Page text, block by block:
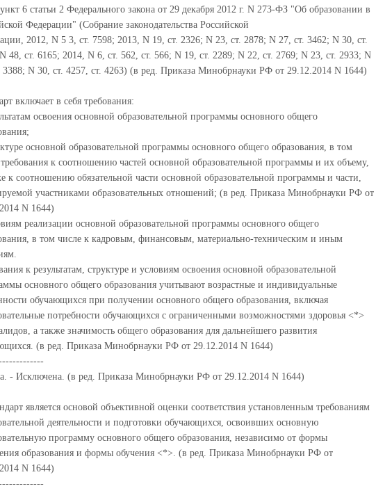
6 статьи 2 Федерального закона от 29 декабря 2012 г. N 273-ФЗ "Об образовании в
Федерации" (Собрание законодательства Российской
2012, N 5 3, ст. 7598; 2013, N 19, ст. 2326; N 23, ст. 2878; N 27, ст. 3462; N 30, ст.
48, ст. 6165; 2014, N 6, ст. 562, ст. 566; N 19, ст. 2289; N 22, ст. 2769; N 23, ст. 2933; N
3388; N 30, ст. 4257, ст. 4263) (в ред. Приказа Минобрнауки РФ от 29.12.2014 N 1644)
включает в себя требования:
освоения основной образовательной программы основного общего
основной образовательной программы основного общего образования, в том
к соотношению частей основной образовательной программы и их объему,
к соотношению обязательной части основной образовательной программы и части,
участниками образовательных отношений; (в ред. Приказа Минобрнауки РФ от
N 1644)
реализации основной образовательной программы основного общего
в том числе к кадровым, финансовым, материально-техническим и иным
к результатам, структуре и условиям освоения основной образовательной
основного общего образования учитывают возрастные и индивидуальные
обучающихся при получении основного общего образования, включая
потребности обучающихся с ограниченными возможностями здоровья <*>
а также значимость общего образования для дальнейшего развития
(в ред. Приказа Минобрнауки РФ от 29.12.2014 N 1644)
- Исключена. (в ред. Приказа Минобрнауки РФ от 29.12.2014 N 1644)
является основой объективной оценки соответствия установленным требованиям
деятельности и подготовки обучающихся, освоивших основную
программу основного общего образования, независимо от формы
образования и формы обучения <*>. (в ред. Приказа Минобрнауки РФ от
N 1644)